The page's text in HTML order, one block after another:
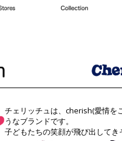
チェリッチュは、cherish(愛情を
うなブランドです。
子どもたちの笑顔が飛び出して